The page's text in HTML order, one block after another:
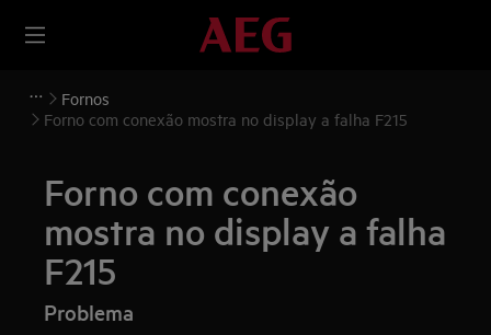
Fornos
Forno com conexão mostra no display a falha F215
Forno com conexão
mostra no display a falha
F215
Problema